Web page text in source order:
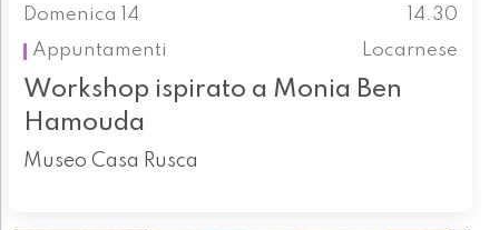
Domenica 14
14.30
Appuntamenti
Locarnese
Workshop ispirato a Monia Ben
Hamouda
Museo Casa Rusca